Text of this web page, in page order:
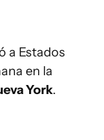
a Estados
en la
York.